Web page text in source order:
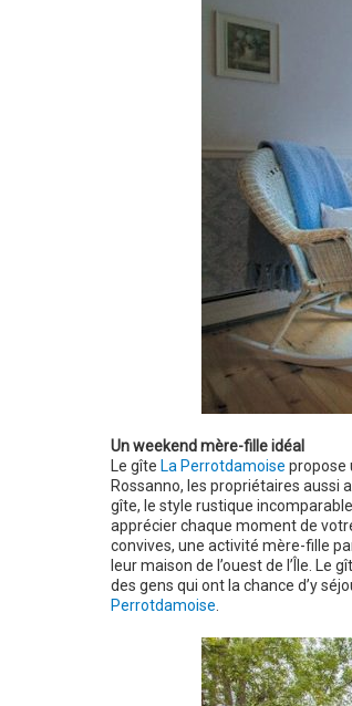
Un weekend mère-fille idéal
Le gîte La Perrotdamoise propose
Rossanno, les propriétaires aussi
gîte, le style rustique
apprécier chaque moment de
convives, une activité mère-fille
leur maison de l’ouest de l’Île.
des gens qui ont la chance d’y
Perrotdamoise